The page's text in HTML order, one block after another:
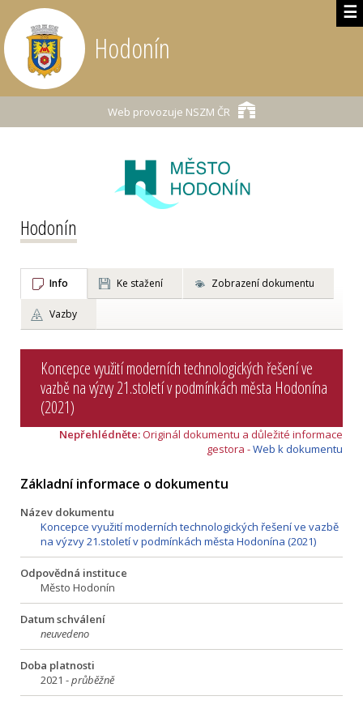
☰
Hodonín
Web provozuje NSZM ČR
Hodonín
Info Ke stažení Zobrazení dokumentu
Vazby
Koncepce využití moderních technologických řešení ve
vazbě na výzvy 21.století v podmínkách města Hodonína
(2021)
Nepřehlédněte:Originál dokumentu a důležité informace
gestora -Web k dokumentu
Základní informace o dokumentu
Název dokumentu
Koncepce využití moderních technologických řešení ve vazbě
na výzvy 21.století v podmínkách města Hodonína (2021)
Odpovědná instituce
Město Hodonín
Datum schválení
neuvedeno
Doba platnosti
2021 -průběžně